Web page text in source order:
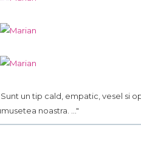
Sunt un tip cald, empatic, vesel si
noastra. ..."